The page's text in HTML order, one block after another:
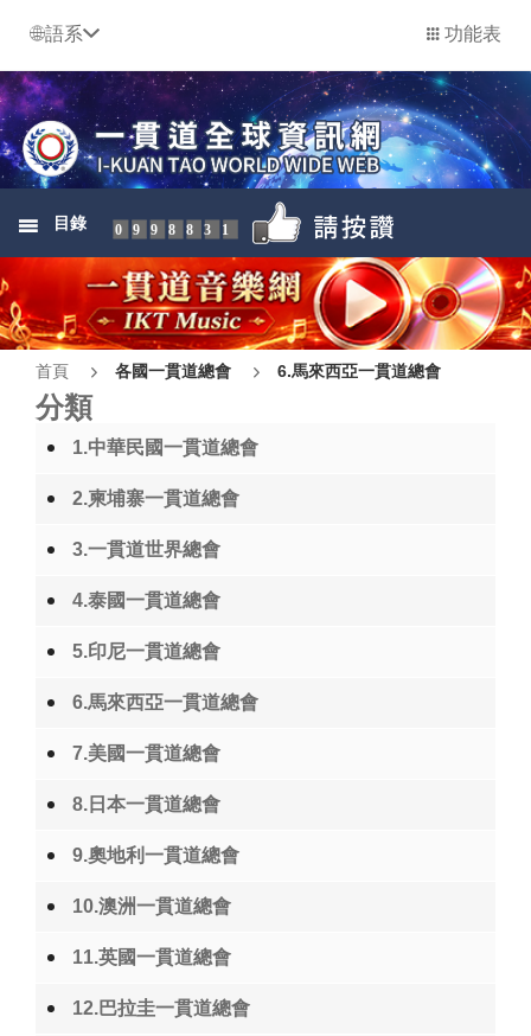
語系 功能表
目錄 0998831
首頁 各國一貫道總會 6.馬來西亞一貫道總會
分類
1.中華民國一貫道總會
2.柬埔寨一貫道總會
3.一貫道世界總會
4.泰國一貫道總會
5.印尼一貫道總會
6.馬來西亞一貫道總會
7.美國一貫道總會
8.日本一貫道總會
9.奧地利一貫道總會
10.澳洲一貫道總會
11.英國一貫道總會
12.巴拉圭一貫道總會